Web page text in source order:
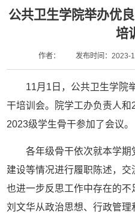
公共卫生学院举办优
培
作者： 发布时间：2023-
11月1日，公共卫生学院
干培训会。院学工办负责人和
2023级学生骨干参加了会议。
各年级骨干依次就本学
建设等情况进行履职陈述，
也进一步反思工作中存在的
刘文华从政治思想、行政管